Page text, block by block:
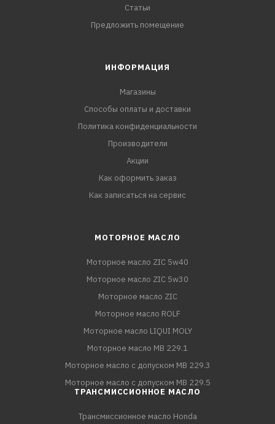
Статьи
Предложить помещение
ИНФОРМАЦИЯ
Магазины
Способы оплаты и доставки
Политика конфиденциальности
Производители
Акции
Как оформить заказ
Как записаться на сервис
МОТОРНОЕ МАСЛО
Моторное масло ZIC 5w40
Моторное масло ZIC 5w30
Моторное масло ZIC
Моторное масло ROLF
Моторное масло LIQUI MOLY
Моторное масло MB 229.1
Моторное масло с допуском MB 229.3
Моторное масло с допуском MB 229.5
ТРАНСМИССИОННОЕ МАСЛО
Трансмиссионное масло Honda